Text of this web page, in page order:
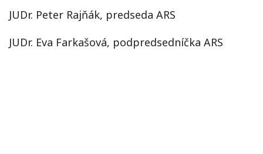
JUDr. Peter Rajňák, predseda ARS
JUDr. Eva Farkašová, podpredsedníčka ARS